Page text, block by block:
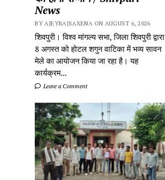
News
BY AJEYRAJSAXENA ON AUGUST 6, 2026
शिवपुरी। विश्व मांगल्य सभा, जिला शिवपुरी द्वारा
8 अगस्त को होटल शगुन वाटिका में भव्य सावन
मेले का आयोजन किया जा रहा है। यह
कार्यक्रम...
Leave a Comment